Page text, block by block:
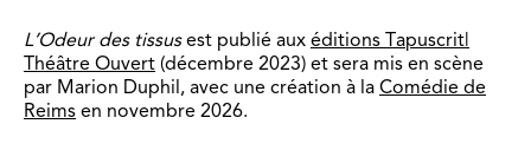
L’Odeur des tissusest publié aux éditions Tapuscrit|
Théâtre Ouvert (décembre 2023) et sera mis en scène
par Marion Duphil, avec une création à la Comédie de
Reims en novembre 2026.